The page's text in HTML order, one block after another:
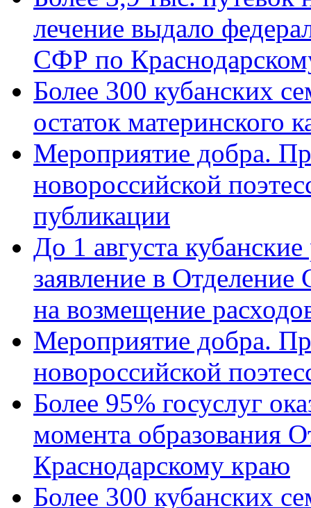
лечение выдало
СФР по
Более 300 кубанских
остаток материнского
Мероприятие добра.
новороссийской
публикации
До 1 августа
заявление в
на возмещение
Мероприятие добра.
новороссийской
Более 95% госуслуг
момента образования
Краснодарскому краю
Более 300 кубанских